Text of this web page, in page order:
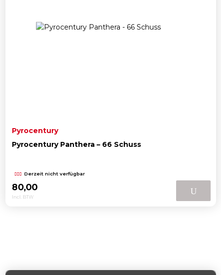
Pyrocentury
Pyrocentury Panthera – 66 Schuss
Derzeit nicht verfügbar
80,00
Incl. BTW